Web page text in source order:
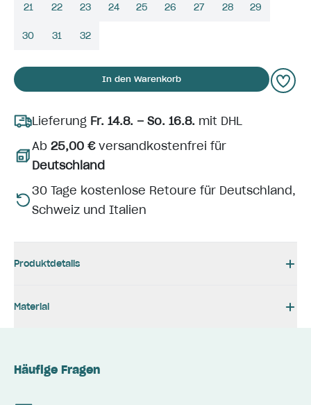
21 22 23 24 25 26 27 28 29
30 31 32
In den Warenkorb
Lieferung Fr. 14.8. – So. 16.8. mit DHL
Ab 25,00 €versandkostenfrei für
Deutschland
30 Tage kostenlose Retoure für Deutschland,
Schweiz und Italien
Produktdetails
Material
Häufige Fragen